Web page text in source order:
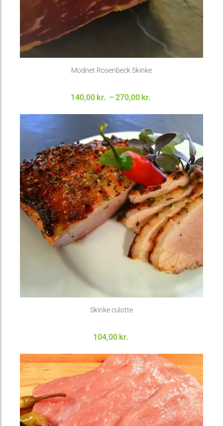
Modnet Rosenbeck Skinke
140,00kr. –270,00kr.
Skinke culotte
104,00kr.